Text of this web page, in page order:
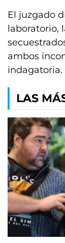
El juzgado
laboratorio,
ambos
indagatoria.
LAS